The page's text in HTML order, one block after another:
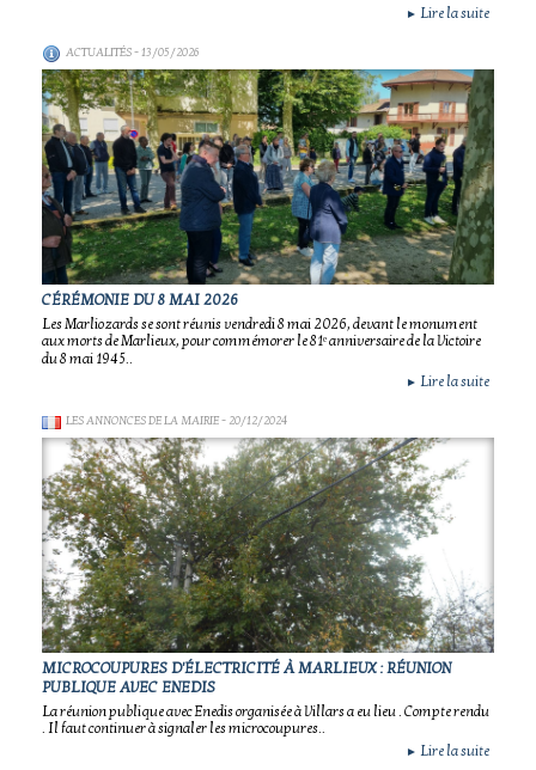
► Lire la suite
ACTUALITÉS- 13/05/2026
CÉRÉMONIE DU 8 MAI 2026
Les Marliozards se sont réunis vendredi 8 mai 2026, devant le monument
aux morts de Marlieux, pour commémorer le 81ᵉ anniversaire de la Victoire
du 8 mai 1945..
► Lire la suite
LES ANNONCES DE LA MAIRIE- 20/12/2024
MICROCOUPURES D'ÉLECTRICITÉ À MARLIEUX : RÉUNION
PUBLIQUE AVEC ENEDIS
La réunion publique avec Enedis organisée à Villars a eu lieu . Compte rendu
. Il faut continuer à signaler les microcoupures..
► Lire la suite